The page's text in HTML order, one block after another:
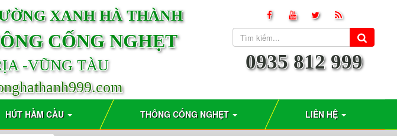
XANH HÀ THÀNH
CỐNG NGHẸT
-VŨNG TÀU
0935 812 999
HÚT HẦM CẦU THÔNG CỐNG NGHẸT LIÊN HỆ